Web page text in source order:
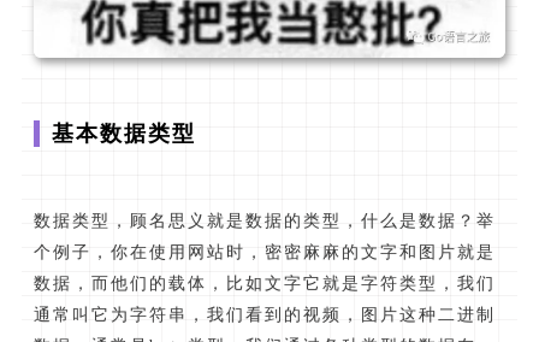
基本数据类型
数据类型，顾名思义就是数据的类型，什么是数据？举
个例子，你在使用网站时，密密麻麻的文字和图片就是
数据，而他们的载体，比如文字它就是字符类型，我们
通常叫它为字符串，我们看到的视频，图片这种二进制